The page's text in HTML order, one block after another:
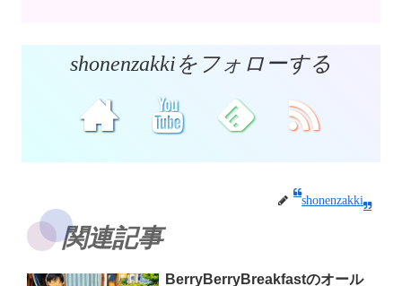
shonenzakkiをフォローする
shonenzakki
関連記事
BerryBerryBreakfastのオール